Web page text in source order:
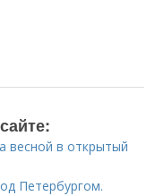
весной в открытый
Петербургом.